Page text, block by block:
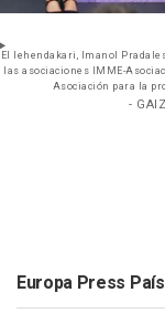
El lehendakari, Imanol
las asociaciones IMME-
Asociación para la
-
Europa Press